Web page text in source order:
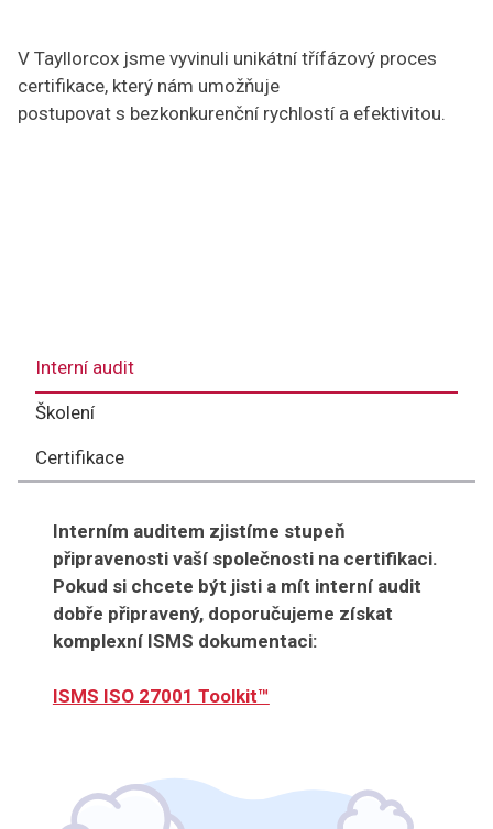
V Tayllorcox jsme vyvinuli unikátní třífázový proces
certifikace, který nám umožňuje
postupovat s bezkonkurenční rychlostí a efektivitou.
Interní audit
Školení
Certifikace
Interním auditem zjistíme stupeň
připravenosti vaší společnosti na certifikaci.
Pokud si chcete být jisti a mít interní audit
dobře připravený, doporučujeme získat
komplexní ISMS dokumentaci:
ISMS ISO 27001 Toolkit™